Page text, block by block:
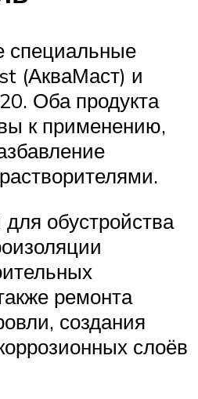
специальные
(АкваМаст) и
Оба продукта
к применению,
обустройства
ремонта
создания
слоёв